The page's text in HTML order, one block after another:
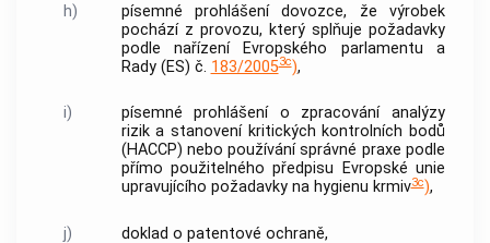
h) písemné prohlášenídovozce, že výrobek
pochází z provozu, který splňuje požadavky
podle nařízení Evropského parlamentu a
Rady (ES) č. 183/20053c),
i)
písemné prohlášení o zpracování analýzy
rizik a stanovení kritických kontrolních bodů
(HACCP) nebo používání správné praxe podle
přímo použitelného předpisu Evropské unie
upravujícího požadavky na hygienu krmiv3c),
j) doklad o patentové ochraně,